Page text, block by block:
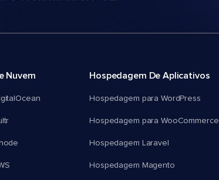
Nuvem Hospedagem De Aplicativos
Hospedagem para WordPress
Hospedagem para WooCommerce
Hospedagem Laravel
Hospedagem Magento